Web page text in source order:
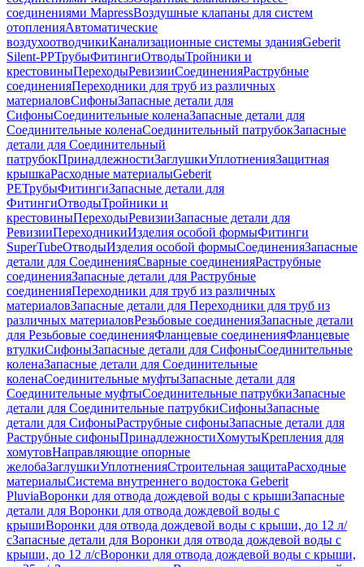
соединениями MapressВоздушные клапаны для систем
отопленияАвтоматические
воздухоотводчикиКанализационные системы зданияGeberit
Silent-PPТрубыФитингиОтводыТройники и
крестовиныПереходыРевизииСоединенияРаструбные
соединенияПереходники для труб из различных
материаловСифоныЗапасные детали для
СифоныСоединительные коленаЗапасные детали для
Соединительные коленаСоединительный патрубокЗапасные
детали для Соединительный
патрубокПринадлежностиЗаглушкиУплотненияЗащитная
крышкаРасходные материалыGeberit
PEТрубыФитингиЗапасные детали для
ФитингиОтводыТройники и
крестовиныПереходыРевизииЗапасные детали для
РевизииПереходникиИзделия особой формыФитинги
SuperTubeОтводыИзделия особой формыСоединенияЗапасные
детали для СоединенияСварные соединенияРаструбные
соединенияЗапасные детали для Раструбные
соединенияПереходники для труб из различных
материаловЗапасные детали для Переходники для труб из
различных материаловРезьбовые соединенияЗапасные детали
для Резьбовые соединенияФланцевые соединенияФланцевые
втулкиСифоныЗапасные детали для СифоныСоединительные
коленаЗапасные детали для Соединительные
коленаСоединительные муфтыЗапасные детали для
Соединительные муфтыСоединительные патрубкиЗапасные
детали для Соединительные патрубкиСифоныЗапасные
детали для СифоныРаструбные сифоныЗапасные детали для
Раструбные сифоныПринадлежностиХомутыКрепления для
хомутовНаправляющие опорные
желобаЗаглушкиУплотненияСтроительная защитаРасходные
материалыСистема внутреннего водостока Geberit
PluviaВоронки для отвода дождевой воды с крышиЗапасные
детали для Воронки для отвода дождевой воды с
крышиВоронки для отвода дождевой воды с крыши, до 12 л/
сЗапасные детали для Воронки для отвода дождевой воды с
крыши, до 12 л/сВоронки для отвода дождевой воды с крыши,